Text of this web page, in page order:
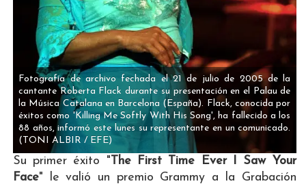
Fotografía de archivo fechada el 21 de julio de 2005 de la
cantante Roberta Flack durante su presentación en el Palau de
la Música Catalana en Barcelona (España). Flack, conocida por
éxitos como 'Killing Me Softly With His Song', ha fallecido a los
88 años, informó este lunes su representante en un comunicado.
(TONI ALBIR / EFE)
Su primer éxito "The First Time Ever I Saw Your
Face" le valió un premio Grammy a la Grabación